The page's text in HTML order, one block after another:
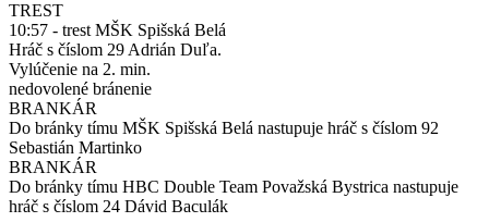
TREST
10:57 - trest MŠK Spišská Belá
Hráč s číslom 29 Adrián Duľa.
Vylúčenie na 2. min.
nedovolené bránenie
BRANKÁR
Do bránky tímu MŠK Spišská Belá nastupuje hráč s číslom 92
Sebastián Martinko
BRANKÁR
Do bránky tímu HBC Double Team Považská Bystrica nastupuje
hráč s číslom 24 Dávid Baculák